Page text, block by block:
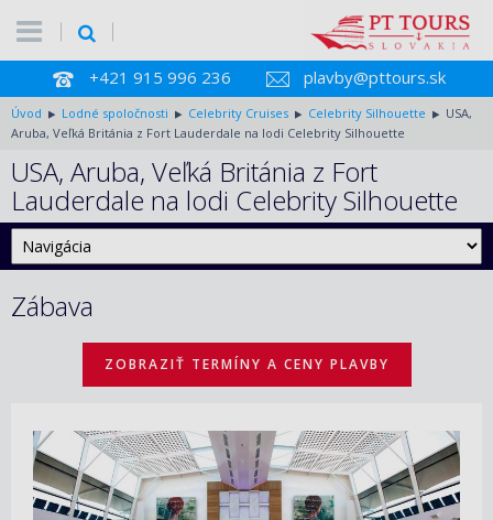
+421 915 996 236 plavby@pttours.sk
Úvod Lodné spoločnosti Celebrity Cruises Celebrity Silhouette
USA,
Aruba, Veľká Británia z Fort Lauderdale na lodi Celebrity Silhouette
USA, Aruba, Veľká Británia z Fort
Lauderdale na lodi Celebrity Silhouette
Zábava
ZOBRAZIŤ TERMÍNY A CENY PLAVBY